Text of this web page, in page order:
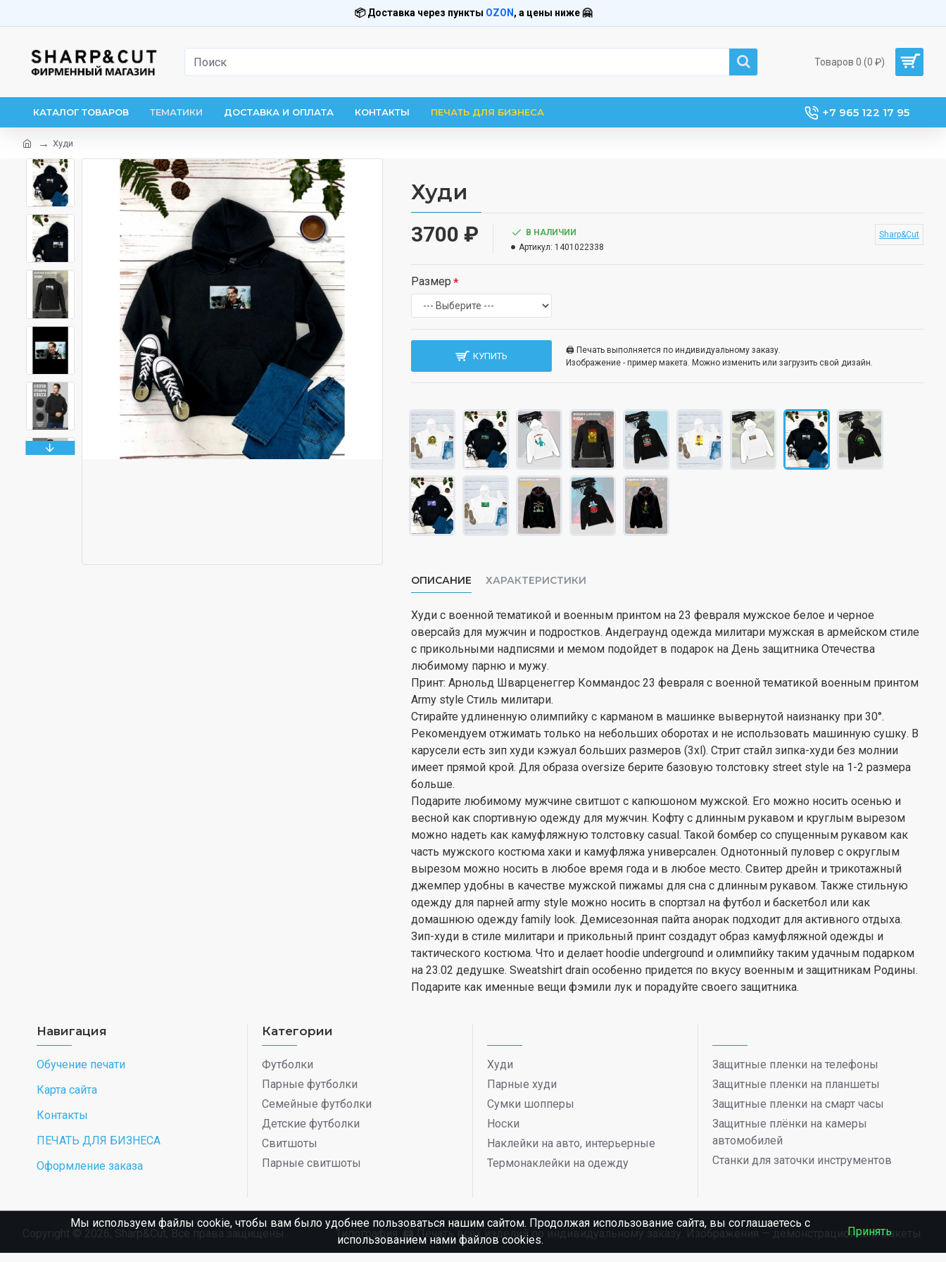
📦 Доставка через пункты OZON , а цены ниже 🤗
Товаров 0 (0 ₽)
КАТАЛОГ ТОВАРОВ ТЕМАТИКИ ДОСТАВКА И ОПЛАТА КОНТАКТЫ ПЕЧАТЬ ДЛЯ БИЗНЕСА +7 965 122 17 95
Худи
Худи
3700 ₽
В НАЛИЧИИ
Артикул: 1401022338
Sharp&Cut
Размер
КУПИТЬ
🖨️ Печать выполняется по индивидуальному заказу.
Изображение - пример макета. Можно изменить или загрузить свой дизайн.
ОПИСАНИЕ ХАРАКТЕРИСТИКИ
Худи с военной тематикой и военным принтом на 23 февраля мужское белое и черное
оверсайз для мужчин и подростков. Андеграунд одежда милитари мужская в армейском стиле
с прикольными надписями и мемом подойдет в подарок на День защитника Отечества
любимому парню и мужу.
Принт: Арнольд Шварценеггер Коммандос 23 февраля с военной тематикой военным принтом
Army style Стиль милитари.
Стирайте удлиненную олимпийку с карманом в машинке вывернутой наизнанку при 30°.
Рекомендуем отжимать только на небольших оборотах и не использовать машинную сушку. В
карусели есть зип худи кэжуал больших размеров (3xl). Стрит стайл зипка-худи без молнии
имеет прямой крой. Для образа oversize берите базовую толстовку street style на 1-2 размера
больше.
Подарите любимому мужчине свитшот с капюшоном мужской. Его можно носить осенью и
весной как спортивную одежду для мужчин. Кофту с длинным рукавом и круглым вырезом
можно надеть как камуфляжную толстовку casual. Такой бомбер со спущенным рукавом как
часть мужского костюма хаки и камуфляжа универсален. Однотонный пуловер с округлым
вырезом можно носить в любое время года и в любое место. Свитер дрейн и трикотажный
джемпер удобны в качестве мужской пижамы для сна с длинным рукавом. Также стильную
одежду для парней army style можно носить в спортзал на футбол и баскетбол или как
домашнюю одежду family look. Демисезонная пайта анорак подходит для активного отдыха.
Зип-худи в стиле милитари и прикольный принт создадут образ камуфляжной одежды и
тактического костюма. Что и делает hoodie underground и олимпийку таким удачным подарком
на 23.02 дедушке. Sweatshirt drain особенно придется по вкусу военным и защитникам Родины.
Подарите как именные вещи фэмили лук и порадуйте своего защитника.
Навигация
Обучение печати
Карта сайта
Контакты
ПЕЧАТЬ ДЛЯ БИЗНЕСА
Оформление заказа
Категории
Футболки
Парные футболки
Семейные футболки
Детские футболки
Свитшоты
Парные свитшоты
Худи
Парные худи
Сумки шопперы
Носки
Наклейки на авто, интерьерные
Термонаклейки на одежду
Защитные пленки на телефоны
Защитные пленки на планшеты
Защитные пленки на смарт часы
Защитные плёнки на камеры
автомобилей
Станки для заточки инструментов
Copyright © 2026, Sharp&Cut, Все права защищены Типография. 🖨️ Печать всех изделий по индивидуальному заказу. Изображения — демонстрационные макеты.
Мы используем файлы cookie, чтобы вам было удобнее пользоваться нашим сайтом. Продолжая использование сайта, вы соглашаетесь c
использованием нами файлов cookies.
Принять